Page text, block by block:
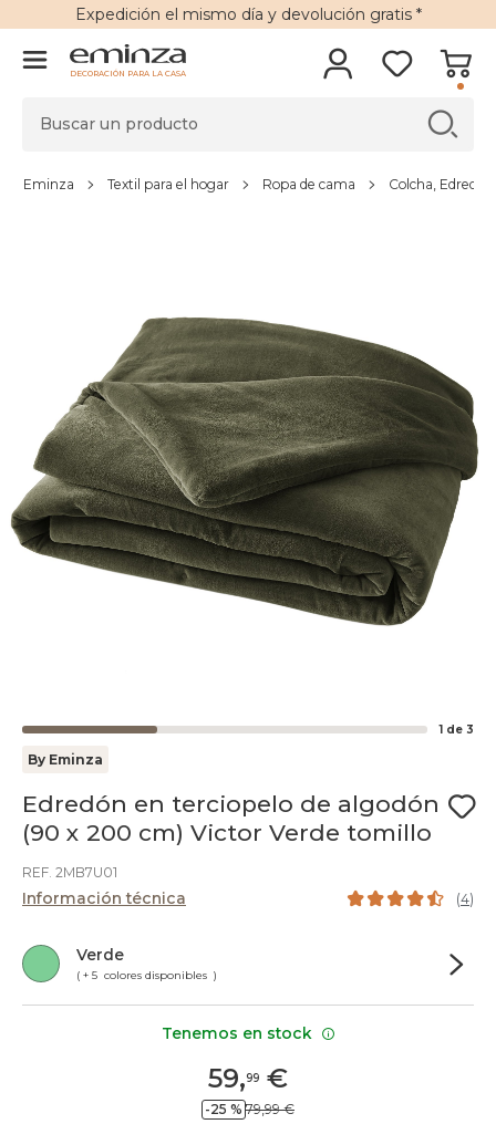
Expedición el mismo día y devolución gratis*
DECORACIÓN PARA LA CASA
Eminza Textil para el hogar Ropa de cama Colcha, Edredón
1 de 3
By Eminza
Edredón en terciopelo de algodón
(90 x 200 cm) Victor Verde tomillo
REF. 2MB7U01
Información técnica (4)
Verde
( + 5 colores disponibles )
59,99 €
-25 % 79,99 €